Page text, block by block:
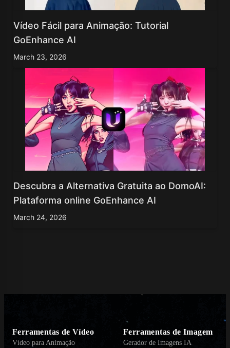
Vídeo Fácil para Animação: Tutorial
GoEnhance AI
March 23, 2026
Descubra a Alternativa Gratuita ao DomoAI:
Plataforma online GoEnhance AI
March 24, 2026
Ferramentas de Vídeo
Vídeo para Animação
Ferramentas de Imagem
Gerador de Imagens IA